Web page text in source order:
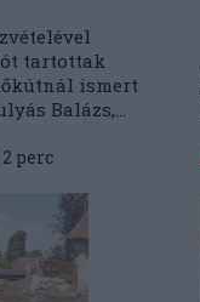
tartottak
ismert
Balázs,...
2 perc